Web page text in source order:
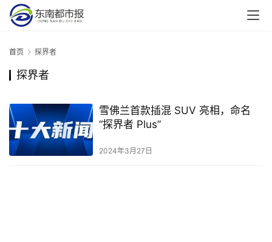
首页 探界者
探界者
雪佛兰首款插混 SUV 亮相，命名
“探界者 Plus”
2024年3月27日